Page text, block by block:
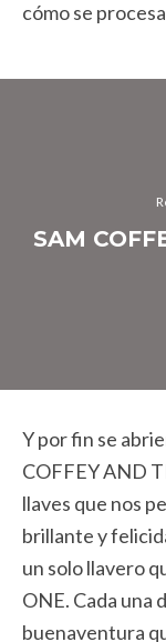
cómo se
SAM
Y por fin se
COFFEY AND
llaves que nos
brillante y
un solo llavero
ONE. Cada una
buenaventura